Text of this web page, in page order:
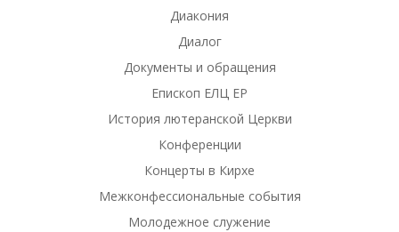
Диакония
Диалог
Документы и обращения
Епископ ЕЛЦ ЕР
История лютеранской Церкви
Конференции
Концерты в Кирхе
Межконфессиональные события
Молодежное служение